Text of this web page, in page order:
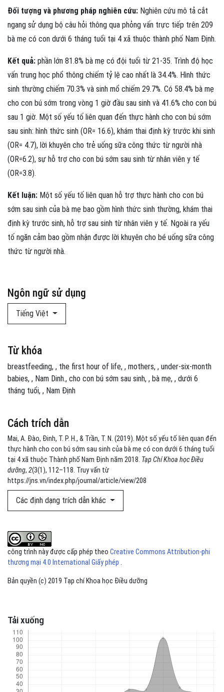
Ngôn ngữ sử dụng
Tiếng Việt
Cách trích dẫn
Mai, A. Đào, Đinh, T. P. H., & Trần, T. N. (2019). Một số yếu tố liên quan đến
thực hành cho con bú sớm sau sinh của bà mẹ có con dưới 6 tháng tuổi
tại 4 xã thuộc Thành phố Nam Định năm 2018. Tạp Chí Khoa học Điều
dưỡng, 2(3(1), 112–118. Truy vấn từ
https://jns.vn/index.php/journal/article/view/208
Các định dạng trích dẫn khác
Tải xuống
Đối tượng và phương pháp nghiên cứu: Nghiên cứu mô tả cắt
ngang sử dụng bộ câu hỏi thông qua phỏng vấn trực tiếp trên 209
bà mẹ có con dưới 6 tháng tuổi tại 4 xã thuộc thành phố Nam Định.
Kết quả: phần lớn 81.8% bà mẹ có đội tuổi từ 21-35. Trình độ học
vấn trung học phổ thông chiếm tỷ lệ cao nhất là 34.4%. Hình thức
sinh thường chiếm 70.3% và sinh mổ chiếm 29.7%. Có 58.4% bà mẹ
cho con bú sớm trong vòng 1 giờ đầu sau sinh và 41.6% cho con bú
sau 1 giờ. Một số yếu tố liên quan đến thực hành cho con bú sớm
sau sinh: hình thức sinh (OR= 16.6), khám thai định kỳ trước khi sinh
(OR= 4.7), lời khuyên cho trẻ uống sữa công thức từ người nhà
(OR=6.2), sự hỗ trợ cho con bú sớm sau sinh từ nhân viên y tế
(OR=3.8).
Kết luận: Một số yếu tố liên quan hỗ trợ thực hành cho con bú
sớm sau sinh của bà mẹ bao gồm hình thức sinh thường, khám thai
định kỳ trước sinh, hỗ trợ sau sinh từ nhân viên y tế. Ngoài ra yếu
tố ngăn cảm bao gồm nhận được lời khuyên cho bé uống sữa công
thức từ người nhà.
Từ khóa
breastfeeding , the first hour of life , mothers , under-six-month
babies , Nam Dinh. cho con bú sớm sau sinh , bà mẹ , dưới 6
tháng tuổi , Nam Định
công trình này được cấp phép theo Creative Commons Attribution-phi
thương mại 4.0 International Giấy phép .
Bản quyền (c) 2019 Tạp chí Khoa học Điều dưỡng